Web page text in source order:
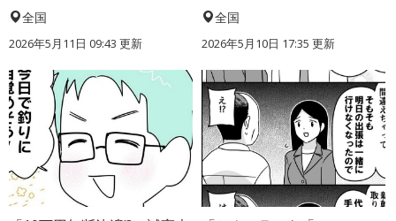
全国
2026年5月11日 09:43 更新
全国
2026年5月10日 17:35 更新